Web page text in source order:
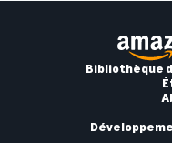
Bibliothèque